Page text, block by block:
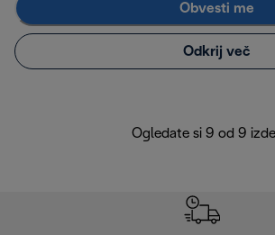
Obvesti me
Odkrij več
Ogledate si 9 od 9